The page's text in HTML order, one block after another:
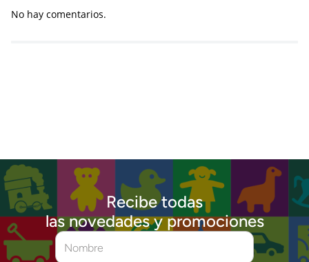
No hay comentarios.
Recibe todas
las novedades y promociones